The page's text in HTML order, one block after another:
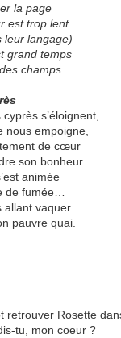
la page
est trop lent
leur langage)
grand temps
champs
s’éloignent,
nous empoigne,
de cœur
son bonheur.
animée
de fumée…
allant vaquer
pauvre quai.
retrouver Rosette
tu, mon coeur ?